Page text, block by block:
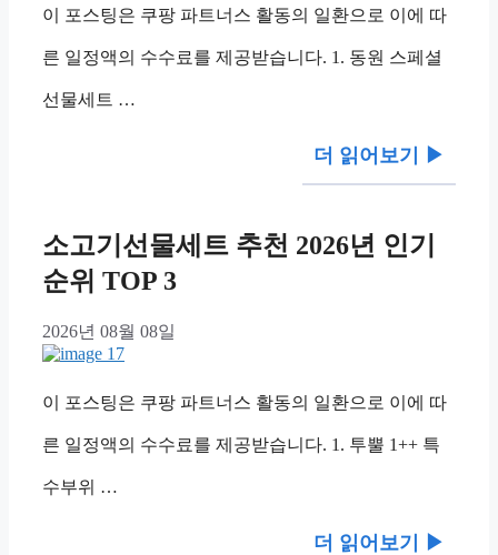
이 포스팅은 쿠팡 파트너스 활동의 일환으로 이에 따
른 일정액의 수수료를 제공받습니다. 1. 동원 스페셜
선물세트 …
더 읽어보기 ▶︎
소고기선물세트 추천 2026년 인기
순위 TOP 3
2026년 08월 08일
이 포스팅은 쿠팡 파트너스 활동의 일환으로 이에 따
른 일정액의 수수료를 제공받습니다. 1. 투뿔 1++ 특
수부위 …
더 읽어보기 ▶︎